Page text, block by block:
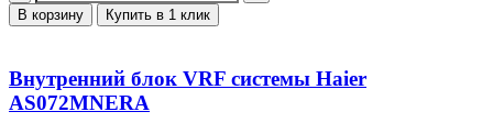
В корзину Купить в 1 клик
Внутренний блок VRF системы Haier
AS072MNERA